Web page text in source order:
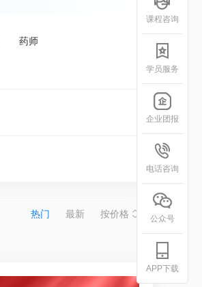
药师
热门 最新 按价格
课程咨询
学员服务
企业团报
电话咨询
公众号
APP下载